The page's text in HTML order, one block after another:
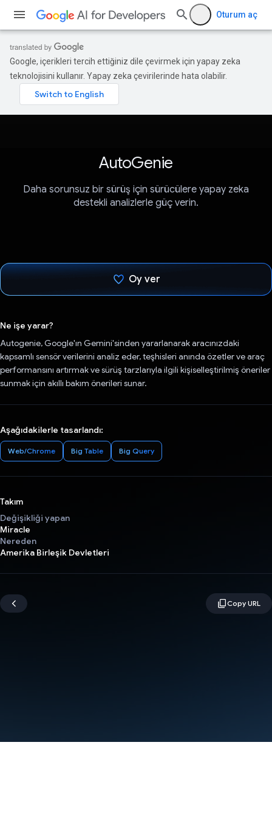
Oturum aç
Google, içerikleri tercih ettiğiniz dile çevirmek için yapay zeka
teknolojisini kullanır. Yapay zeka çevirilerinde hata olabilir.
AutoGenie
Daha sorunsuz bir sürüş için sürücülere yapay zeka
destekli analizlerle güç verin.
Oy ver
Ne işe yarar?
Autogenie, Google'ın Gemini'sinden yararlanarak aracınızdaki
kapsamlı sensör verilerini analiz eder, teşhisleri anında özetler ve araç
performansını artırmak ve sürüş tarzlarıyla ilgili kişiselleştirilmiş öneriler
sunmak için akıllı bakım önerileri sunar.
Aşağıdakilerle tasarlandı:
Web/Chrome Big Table Big Query
Takım
Değişikliği yapan
Miracle
Nereden
Amerika Birleşik Devletleri